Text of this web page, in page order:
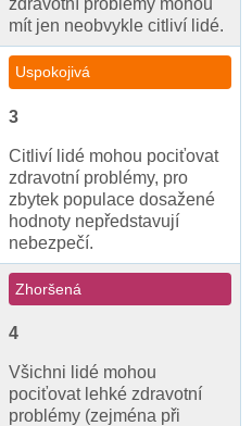
zdravotní problémy mohou
mít jen neobvykle citliví lidé.
Uspokojivá
3
Citliví lidé mohou pociťovat
zdravotní problémy, pro
zbytek populace dosažené
hodnoty nepředstavují
nebezpečí.
Zhoršená
4
Všichni lidé mohou
pociťovat lehké zdravotní
problémy (zejména při